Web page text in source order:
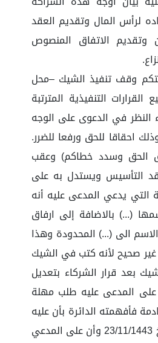
لرأس المال وتقديم العقد
وتقديم الاتفاق المنصوص
وقف تنفيذ الشيك –محل
التنفيذية المترتبة
النظر في الدعوى على الوجه
احقاقا للحق ورفعا للضرر.
الحق وسدد خطاكم) وعقب
التأسيس ويستدل به على
التي يدعي المدعى عليه أنه
(...) بالاضافة إلى ارفاق
الاسم الى (...) المحدودة وهذا
صحيح لأنه كتب في الشيك
بعد قرار الشركاء بتعديل
المدعى عليه طلب مهلة
فأفهمته الدائرة بأن عليه
تقديم الرد قبل تاريخ 23/11/1443 وأن على المدعي